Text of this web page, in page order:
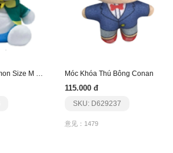
Móc Khóa Thú Bông Conan
115.000 đ
SKU: D629237
意见：1479